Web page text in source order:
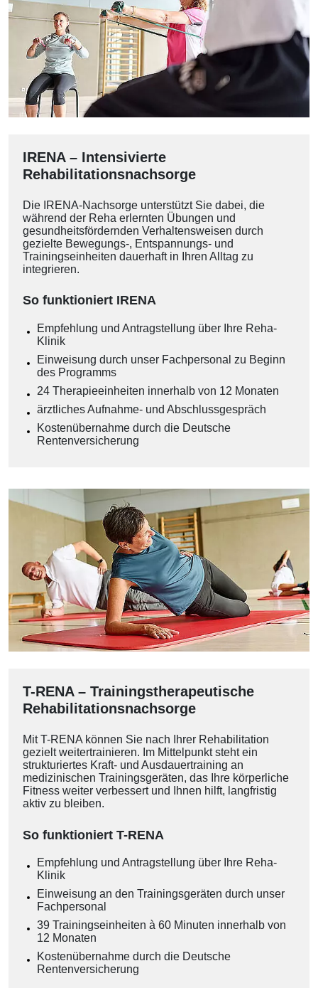
IRENA – Intensivierte
Rehabilitationsnachsorge
Die IRENA-Nachsorge unterstützt Sie dabei, die
während der Reha erlernten Übungen und
gesundheitsfördernden Verhaltensweisen durch
gezielte Bewegungs-, Entspannungs- und
Trainingseinheiten dauerhaft in Ihren Alltag zu
integrieren.
So funktioniert IRENA
Empfehlung und Antragstellung über Ihre Reha-
Klinik
Einweisung durch unser Fachpersonal zu Beginn
des Programms
24 Therapieeinheiten innerhalb von 12 Monaten
ärztliches Aufnahme- und Abschlussgespräch
Kostenübernahme durch die Deutsche
Rentenversicherung
T-RENA – Trainingstherapeutische
Rehabilitationsnachsorge
Mit T-RENA können Sie nach Ihrer Rehabilitation
gezielt weitertrainieren. Im Mittelpunkt steht ein
strukturiertes Kraft- und Ausdauertraining an
medizinischen Trainingsgeräten, das Ihre körperliche
Fitness weiter verbessert und Ihnen hilft, langfristig
aktiv zu bleiben.
So funktioniert T-RENA
Empfehlung und Antragstellung über Ihre Reha-
Klinik
Einweisung an den Trainingsgeräten durch unser
Fachpersonal
39 Trainingseinheiten à 60 Minuten innerhalb von
12 Monaten
Kostenübernahme durch die Deutsche
Rentenversicherung